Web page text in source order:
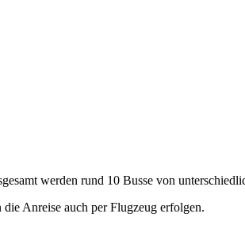
werden rund 10 Busse von
Anreise auch per Flugzeug erfolgen.